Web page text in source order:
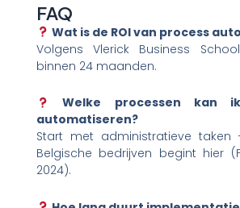
FAQ
Wat is de ROI van process
Volgens Vlerick Business
binnen 24 maanden.
Welke processen kan
automatiseren?
Start met administratieve taken
Belgische bedrijven begint hier
2024).